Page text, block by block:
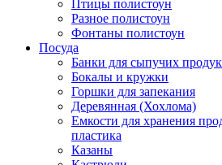
Птицы полистоун
Разное полистоун
Фонтаны полистоун
Посуда
Банки для сыпучих
Бокалы и кружки
Горшки для запекания
Деревянная (Хохлома)
Емкости для хранения
пластика
Казаны